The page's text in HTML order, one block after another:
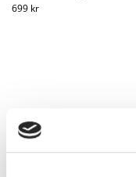
699 kr